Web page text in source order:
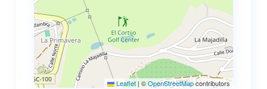
Leaflet | ©OpenStreetMapcontributors